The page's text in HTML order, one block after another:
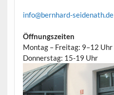
info@bernhard-seidenath.de
Öffnungszeiten
Montag – Freitag: 9–12 Uhr
Donnerstag: 15-19 Uhr